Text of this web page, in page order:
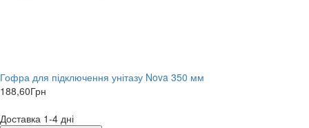
Гофра для підключення унітазу Nova 350 мм
188,60Грн
Доставка 1-4 дні